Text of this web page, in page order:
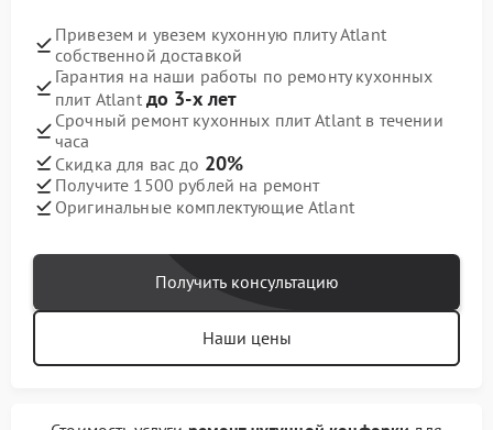
Привезем и увезем кухонную плиту Atlant
собственной доставкой
Гарантия на наши работы по ремонту кухонных
плит Atlant до 3-х лет
Срочный ремонт кухонных плит Atlant в течении
часа
Скидка для вас до 20%
Получите 1500 рублей на ремонт
Оригинальные комплектующие Atlant
Получить консультацию
Наши цены